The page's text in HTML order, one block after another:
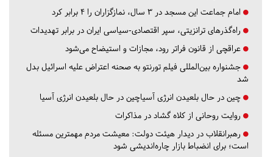
امام جماعت این مسجد در ۳ سال، نمازگزاران را ۴ برابر کرد
راه‌گذرهای ترانزیتی، سپر اقتصادی-سیاسی ایران در برابر تهدیدات
عراقچی از قانون فراتر رود، مجازات و استیضاح می‌شود
جشنواره بین‌المللی فیلم تورنتو به صحنه اعتراض علیه اسرائیل بدل
شد
چین در حال بلعیدن انرژی آسیاچین در حال بلعیدن انرژی آسیا
روایت روحانی از کلاه گشاد در مذاکرات
رهبرانقلاب در دیدار هیئت دولت: معیشت مردم مهمترین مسئله
است؛ برای انضباط بازار چاره‌اندیشی شود